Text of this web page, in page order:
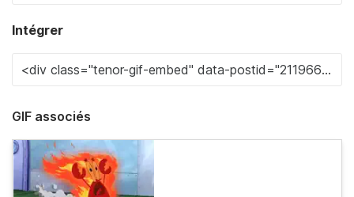
Intégrer
GIF associés